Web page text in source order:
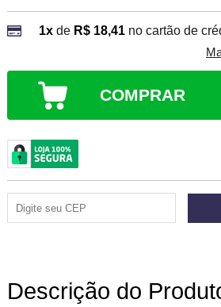
1xde R$ 18,41 no cartão de
COMPRAR
Descrição do